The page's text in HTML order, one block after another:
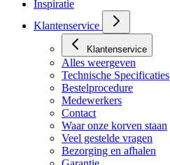
Inspiratie
Klantenservice
Klantenservice
Alles weergeven
Technische Specificaties
Bestelprocedure
Medewerkers
Contact
Waar onze korven staan
Veel gestelde vragen
Bezorging en afhalen